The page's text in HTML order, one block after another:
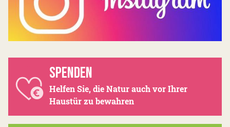
SPENDEN
Helfen Sie, die Natur auch vor Ihrer
Haustür zu bewahren